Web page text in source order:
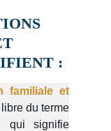
:
familiale et
du terme
qui signifie